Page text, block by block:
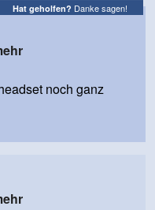
Hat geholfen? Danke sagen!
noch ganz